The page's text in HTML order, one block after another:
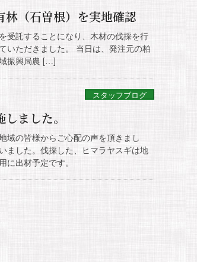
（石曽根）を実地確認
託することになり、木材の伐採を行
いただきました。 当日は、発注元の柏
振興局農 […]
スタッフブログ
ました。
域の皆様からご心配の声を頂きまし
ました。伐採した、ヒマラヤスギは地
出材予定です。